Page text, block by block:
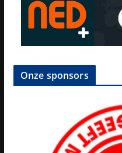
Onze sponsors